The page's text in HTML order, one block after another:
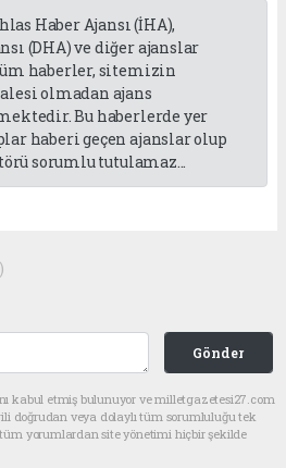
Haber Ajansı (İHA),
(DHA) ve diğer ajanslar
haberler, sitemizin
olmadan ajans
Bu haberlerde yer
haberi geçen ajanslar olup
sorumlu tutulamaz...
Gönder
kabul etmiş bulunuyor ve milletgazetesi27.com
doğrudan veya dolaylı tüm sorumluluğu tek
yorumlardan site yönetimi hiçbir şekilde